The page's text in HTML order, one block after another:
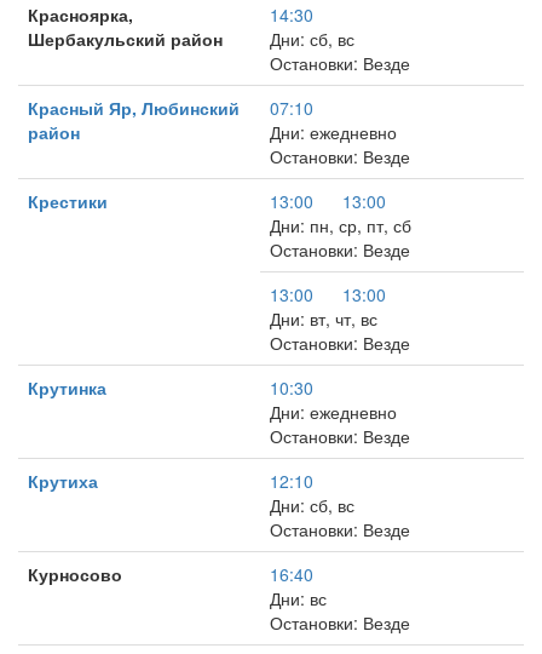
Красноярка,
Шербакульский район
14:30
Дни: сб, вс
Остановки: Везде
Красный Яр, Любинский
район
07:10
Дни: ежедневно
Остановки: Везде
Крестики
13:00
13:00
Дни: пн, ср, пт, сб
Остановки: Везде
13:00
13:00
Дни: вт, чт, вс
Остановки: Везде
Крутинка
10:30
Дни: ежедневно
Остановки: Везде
Крутиха
12:10
Дни: сб, вс
Остановки: Везде
Курносово
16:40
Дни: вс
Остановки: Везде